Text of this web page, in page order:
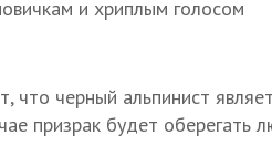
и хриплым голосом
что черный альпинист
призрак будет